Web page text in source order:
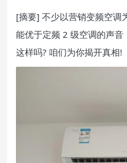
[摘要] 不少以营销变频空调
能优于定频 2 级空调的声
这样吗? 咱们为你揭开真相!